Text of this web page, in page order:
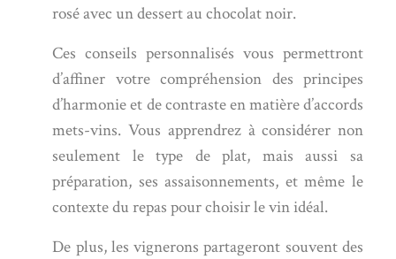
rosé avec un dessert au chocolat noir.
Ces conseils personnalisés vous permettront
d’affiner votre compréhension des principes
d’harmonie et de contraste en matière d’accords
mets-vins. Vous apprendrez à considérer non
seulement le type de plat, mais aussi sa
préparation, ses assaisonnements, et même le
contexte du repas pour choisir le vin idéal.
De plus, les vignerons partageront souvent des